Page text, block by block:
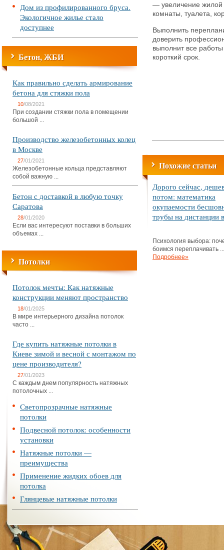
Дом из профилированного бруса.
Экологичное жилье стало
доступнее
Бетон, ЖБИ
Как правильно сделать армирование
бетона для стяжки пола
10/08/2021
При создании стяжки пола в помещении
большой ...
Производство железобетонных колец
в Москве
27/01/2021
Железобетонные кольца представляют
собой важную ...
Бетон с доставкой в любую точку
Саратова
28/01/2020
Если вас интересуют поставки в больших
объемах ...
Потолки
Потолок мечты: Как натяжные
конструкции меняют пространство
18/01/2025
В мире интерьерного дизайна потолок
часто ...
Где купить натяжные потолки в
Киеве зимой и весной с монтажом по
цене производителя?
27/01/2023
С каждым днем популярность натяжных
потолочных ...
Светопрозрачные натяжные
потолки
Подвесной потолок: особенности
установки
Натяжные потолки —
преимущества
Применение жидких обоев для
потолка
Глянцевые натяжные потолки
— увеличение жилой
комнаты, туалета,
Выполнить
доверить
выполнит все
короткий срок.
Похожие статьи
Дорого сейчас,
потом: математика
окупаемости
трубы на дистанции
Психология выбора:
боимся переплачивать ...
Подробнее»